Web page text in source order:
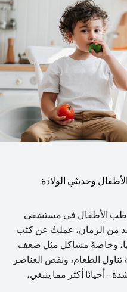
وحديثي الولادة
طب الأطفال في مستشفى
من الزمان، عملتُ عن كثب
وخاصةً مشاكل مثل ضعف
تناول الطعام، ونقص العناصر
- أحيانًا أكثر مما ينبغي،